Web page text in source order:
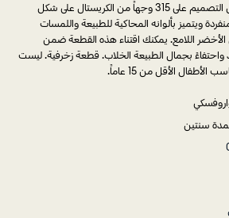
المصنوعة من الكريستال. يشتمل التصميم على 315 وجهاً من الكريستال على شكل
ويتميز بألوانه المحاكية للطبيعة واللمسات
الأخضر اللامع. يمكنك اقتناء هذه القطعة ضمن
واحتفاءً بجمال الطبيعة الخلاب. قطعة زخرفية. ليست
الأقل من 15 عاماً.
سنتين